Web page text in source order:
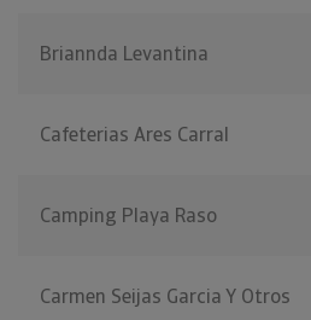
Briannda Levantina
Cafeterias Ares Carral
Camping Playa Raso
Carmen Seijas Garcia Y Otros